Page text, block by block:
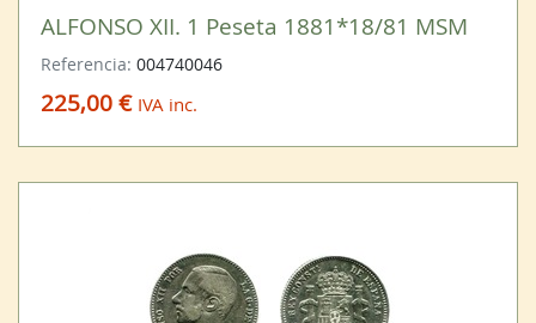
ALFONSO XII. 1 Peseta 1881*18/81 MSM
Referencia: 004740046
225,00 € IVA inc.